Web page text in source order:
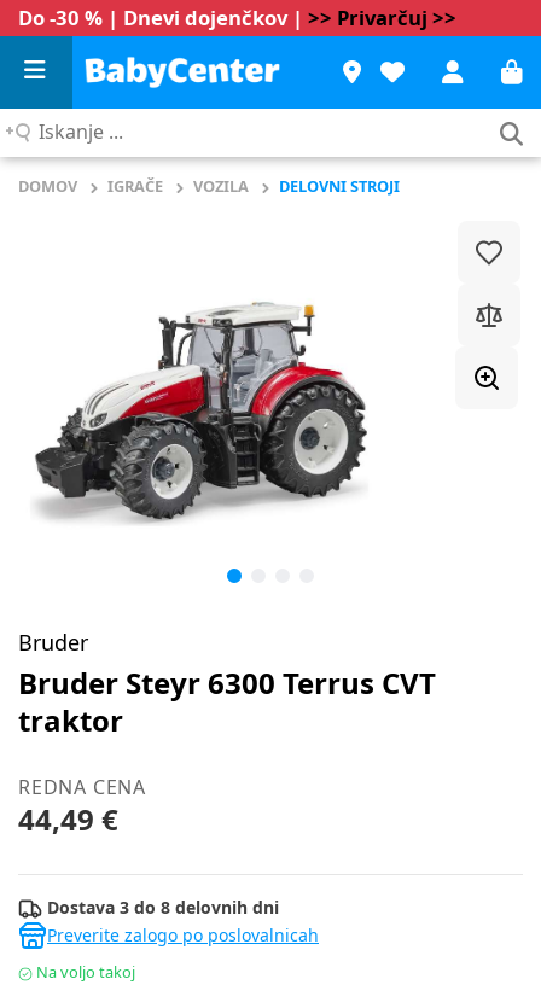
Do -30 % | Dnevi dojenčkov | >> Privarčuj >>
Iskanje
DOMOV IGRAČE VOZILA DELOVNI STROJI
Bruder
Bruder Steyr 6300 Terrus CVT
traktor
REDNA CENA
44,49 €
Dostava 3 do 8 delovnih dni
Preverite zalogo po poslovalnicah
Na voljo takoj